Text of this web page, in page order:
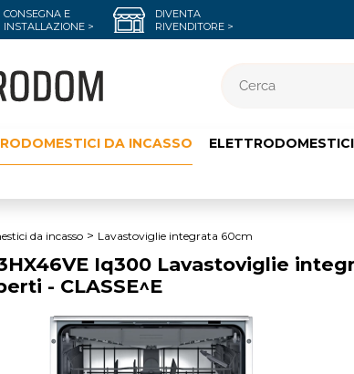
CONSEGNA E
INSTALLAZIONE >
DIVENTA
RIVENDITORE >
DA INCASSO
da incasso Lavastoviglie integrata 60cm
Iq300 Lavastoviglie
- CLASSE^E